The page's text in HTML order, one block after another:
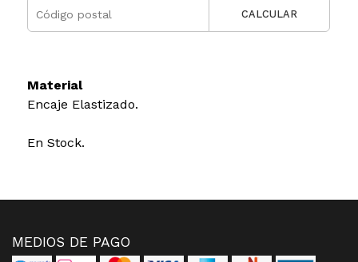
CALCULAR
Material
Encaje Elastizado.
En Stock.
MEDIOS DE PAGO